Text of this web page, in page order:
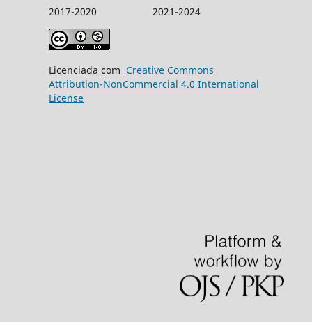
2017-2020 2021-2024
Licenciada com Creative Commons
Attribution-NonCommercial 4.0 International
License